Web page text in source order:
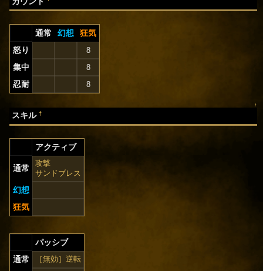
通常 幻想
狂気
怒り
8
集中 8
忍耐 8
↑
スキル†
アクティブ
通常
攻撃
サンドブレス
幻想
狂気
パッシブ
通常
［無効］逆転